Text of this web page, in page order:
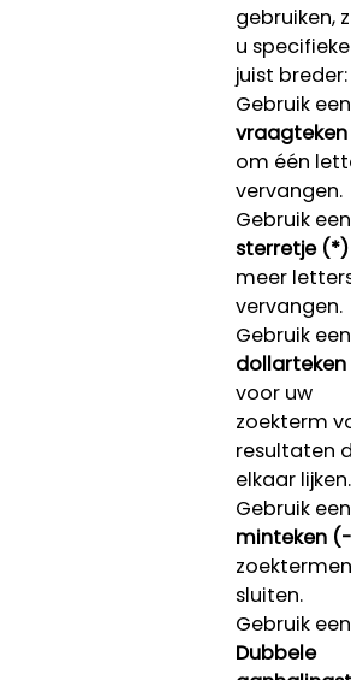
gebruiken,
u
juist breder:
Gebruik een
om één
vervangen.
Gebruik een
sterretje (*)
meer
vervangen.
Gebruik een
voor uw
zoekterm
resultaten
elkaar lijken.
Gebruik een
minteken
sluiten.
Gebruik een
Dubbele